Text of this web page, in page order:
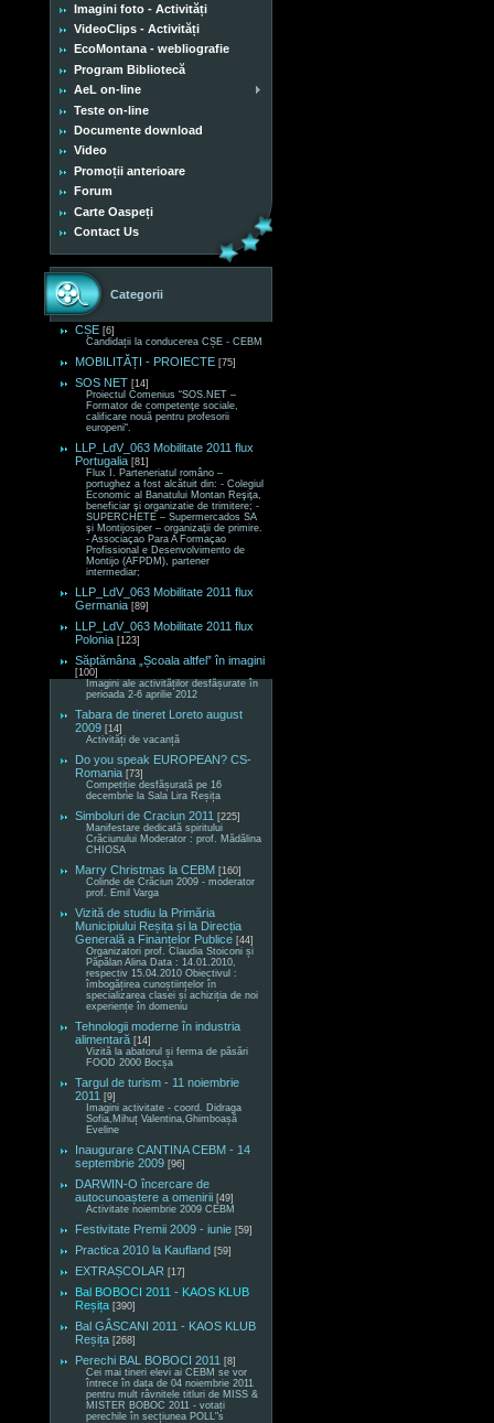
Imagini foto - Activități
VideoClips - Activități
EcoMontana - webliografie
Program Bibliotecă
AeL on-line
Teste on-line
Documente download
Video
Promoții anterioare
Forum
Carte Oaspeți
Contact Us
Categorii
CȘE [6]
Candidații la conducerea CȘE - CEBM
MOBILITĂȚI - PROIECTE [75]
SOS NET [14]
Proiectul Comenius “SOS.NET –
Formator de competenţe sociale,
calificare nouă pentru profesorii
europeni“.
LLP_LdV_063 Mobilitate 2011 flux
Portugalia [81]
Flux I. Parteneriatul româno –
portughez a fost alcătuit din: - Colegiul
Economic al Banatului Montan Reşiţa,
beneficiar şi organizatie de trimitere; -
SUPERCHETE – Supermercados SA
şi Montijosiper – organizaţii de primire.
- Associaçao Para A Formaçao
Profissional e Desenvolvimento de
Montijo (AFPDM), partener
intermediar;
LLP_LdV_063 Mobilitate 2011 flux
Germania [89]
LLP_LdV_063 Mobilitate 2011 flux
Polonia [123]
Săptămâna „Școala altfel” în imagini
[100]
Imagini ale activităților desfășurate în
perioada 2-6 aprilie 2012
Tabara de tineret Loreto august
2009 [14]
Activități de vacanță
Do you speak EUROPEAN? CS-
Romania [73]
Competiție desfășurată pe 16
decembrie la Sala Lira Reșița
Simboluri de Craciun 2011 [225]
Manifestare dedicată spiritului
Crăciunului Moderator : prof. Mădălina
CHIOSA
Marry Christmas la CEBM [160]
Colinde de Crăciun 2009 - moderator
prof. Emil Varga
Vizită de studiu la Primăria
Municipiului Reșița și la Direcția
Generală a Finanțelor Publice [44]
Organizatori prof. Claudia Stoiconi și
Păpălan Alina Data : 14.01.2010,
respectiv 15.04.2010 Obiectivul :
îmbogățirea cunoștiințelor în
specializarea clasei și achiziția de noi
experiențe în domeniu
Tehnologii moderne în industria
alimentară [14]
Vizită la abatorul și ferma de păsări
FOOD 2000 Bocșa
Targul de turism - 11 noiembrie
2011 [9]
Imagini activitate - coord. Didraga
Sofia,Mihuț Valentina,Ghimboașă
Eveline
Inaugurare CANTINA CEBM - 14
septembrie 2009 [96]
DARWIN-O încercare de
autocunoaștere a omenirii [49]
Activitate noiembrie 2009 CEBM
Festivitate Premii 2009 - iunie [59]
Practica 2010 la Kaufland [59]
EXTRAȘCOLAR [17]
Bal BOBOCI 2011 - KAOS KLUB
Reșița [390]
Bal GÂSCANI 2011 - KAOS KLUB
Reșița [268]
Perechi BAL BOBOCI 2011 [8]
Cei mai tineri elevi ai CEBM se vor
întrece în data de 04 noiembrie 2011
pentru mult râvnitele titluri de MISS &
MISTER BOBOC 2011 - votați
perechile în secțiunea POLL"s